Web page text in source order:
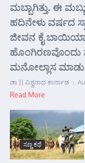
ಮಬ್ಬಾಗಿತ್ತು. ಈ
ಹದಿನೇಳು ವರ್ಷದ
ಜೀವನ ಕೈ
ಹೊಂಗಿರಣವೊಂದು
ಮನೋಲ್ಲಾಸ
ಡಾ || ವಿಶ್ವನಾಥ ಕಾರ್ನಾಡ
Read More
ಸಣ್ಣ ಕಥೆ